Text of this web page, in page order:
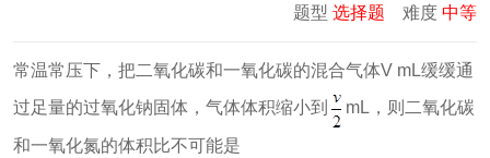
题型 选择题 难度 中等
常温常压下，把二氧化碳和一氧化碳的混合气体V mL缓缓通
过足量的过氧化钠固体，气体体积缩小到
mL，则二氧化碳
和一氧化氮的体积比不可能是